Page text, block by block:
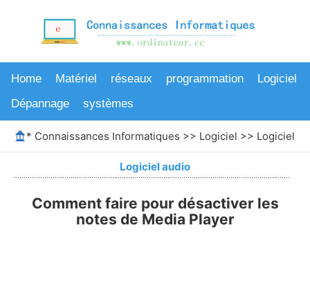
Home Matériel réseaux programmation
Logiciel
Dépannage
systèmes
* Connaissances Informatiques >> Logiciel >> Logiciel
Logiciel audio
Comment faire pour désactiver les
notes de Media Player